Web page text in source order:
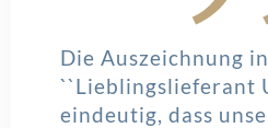
Die Auszeichnung
``Lieblingslieferant
eindeutig, dass